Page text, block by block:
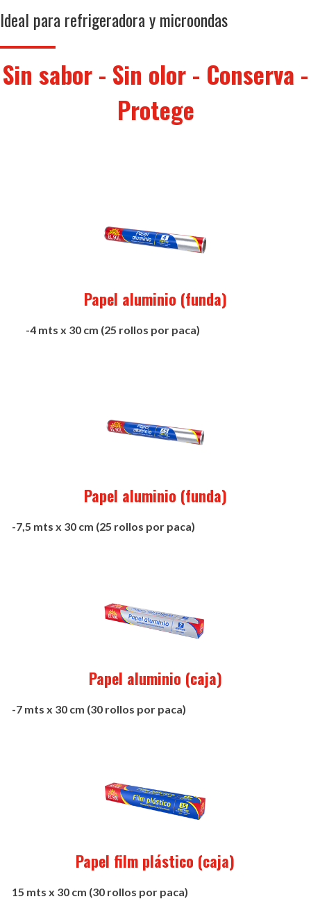
Ideal para refrigeradora y microondas
Sin sabor - Sin olor - Conserva -
Protege
Papel aluminio (funda)
-4 mts x 30 cm (25 rollos por paca)
Papel aluminio (funda)
-7,5 mts x 30 cm (25 rollos por paca)
Papel aluminio (caja)
-7 mts x 30 cm (30 rollos por paca)
Papel film plástico (caja)
15 mts x 30 cm (30 rollos por paca)